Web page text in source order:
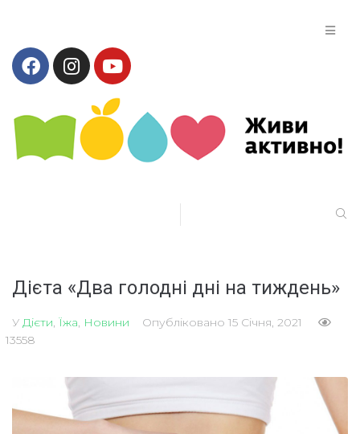
Дієта «Два голодні дні на тиждень»
У Дієти Їжа Новини Опубліковано 15 Січня, 2021
13558